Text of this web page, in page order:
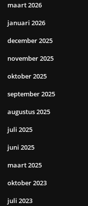
maart 2026
januari 2026
december 2025
november 2025
oktober 2025
september 2025
augustus 2025
juli 2025
juni 2025
maart 2025
oktober 2023
juli 2023